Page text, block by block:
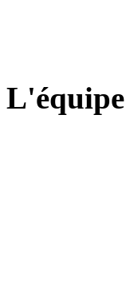
L'équipe